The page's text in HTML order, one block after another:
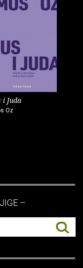
i Juda
Oz
–